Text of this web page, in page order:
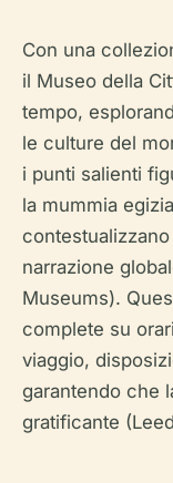
Con una
il Museo della
tempo,
le culture del
i punti salienti
la mummia
narrazione
Museums).
complete su
viaggio,
garantendo che
gratificante